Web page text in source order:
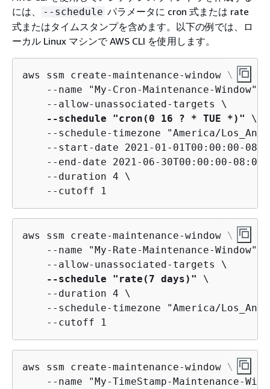
には、
--schedule パラメータに cron 式または rate
式またはタイムスタンプを含めます。以下の例では、ロ
ーカル Linux マシンで AWS CLI を使用します。
aws ssm create-maintenance-window \
    --name "My-Cron-Maintenance-Window" \
    --allow-unassociated-targets \
--schedule "cron(0 16 ? * TUE *)"
\
--schedule-timezone "America/
--start-date 2021-01-01T00:00:00-
--end-date 2021-06-30T00:00:00-08:00
    --duration 4 \
    --cutoff 1
aws ssm create-maintenance-window \
    --name "My-Rate-Maintenance-Window" \
    --allow-unassociated-targets \
--schedule "rate(7 days)"
\
    --duration 4 \
--schedule-timezone "America/
    --cutoff 1
aws ssm create-maintenance-window \
--name "My-TimeStamp-Maintenance-